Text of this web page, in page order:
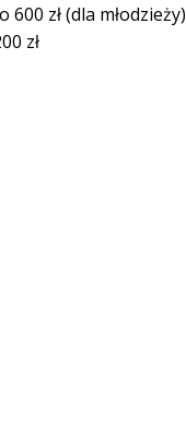
zł (dla młodzieży)
zł